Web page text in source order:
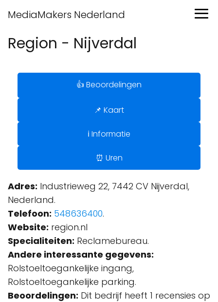
MediaMakers Nederland
Region - Nijverdal
👍 Beoordelingen
📌 Kaart
ℹ️ Informatie
⏰ Uren
Adres: Industrieweg 22, 7442 CV Nijverdal,
Nederland.
Telefoon: 548636400.
Website: region.nl
Specialiteiten: Reclamebureau.
Andere interessante gegevens:
Rolstoeltoegankelijke ingang,
Rolstoeltoegankelijke parking.
Beoordelingen: Dit bedrijf heeft 1 recensies op